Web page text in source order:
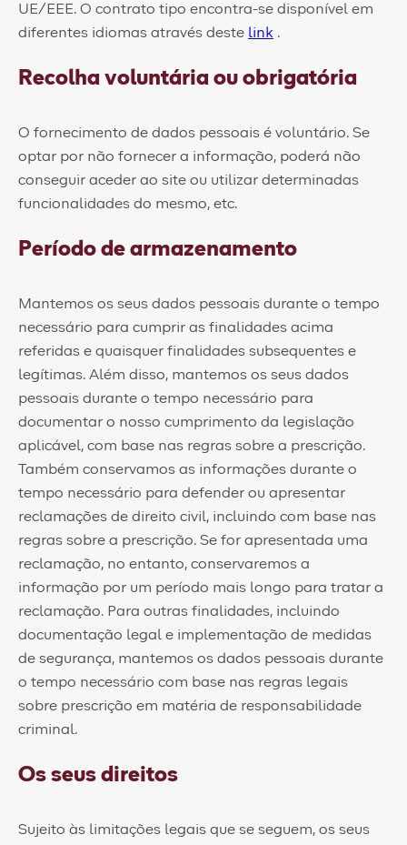
UE/EEE. O contrato tipo encontra-se disponível em
diferentes idiomas através deste link .
Recolha voluntária ou obrigatória
O fornecimento de dados pessoais é voluntário. Se
optar por não fornecer a informação, poderá não
conseguir aceder ao site ou utilizar determinadas
funcionalidades do mesmo, etc.
Período de armazenamento
Mantemos os seus dados pessoais durante o tempo
necessário para cumprir as finalidades acima
referidas e quaisquer finalidades subsequentes e
legítimas. Além disso, mantemos os seus dados
pessoais durante o tempo necessário para
documentar o nosso cumprimento da legislação
aplicável, com base nas regras sobre a prescrição.
Também conservamos as informações durante o
tempo necessário para defender ou apresentar
reclamações de direito civil, incluindo com base nas
regras sobre a prescrição. Se for apresentada uma
reclamação, no entanto, conservaremos a
informação por um período mais longo para tratar a
reclamação. Para outras finalidades, incluindo
documentação legal e implementação de medidas
de segurança, mantemos os dados pessoais durante
o tempo necessário com base nas regras legais
sobre prescrição em matéria de responsabilidade
criminal.
Os seus direitos
Sujeito às limitações legais que se seguem, os seus